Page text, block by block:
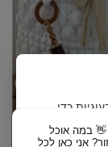
תיקי יד
כדי
אפשר
👋 במה אוכל
אני כאן לכל